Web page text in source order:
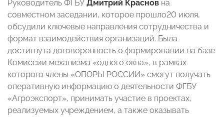
Руководитель ФГБУ Дмитрий Краснов на
совместном заседании, которое прошло20 июля,
обсудили ключевые направления сотрудничества и
формат взаимодействия организаций. Была
достигнута договоренность о формировании на базе
Комиссии механизма «одного окна», в рамках
которого члены «ОПОРЫ РОССИИ» смогут получать
оперативную информацию о деятельности ФГБУ
«Агроэкспорт», принимать участие в проектах,
реализуемых учреждением, а также оказывать